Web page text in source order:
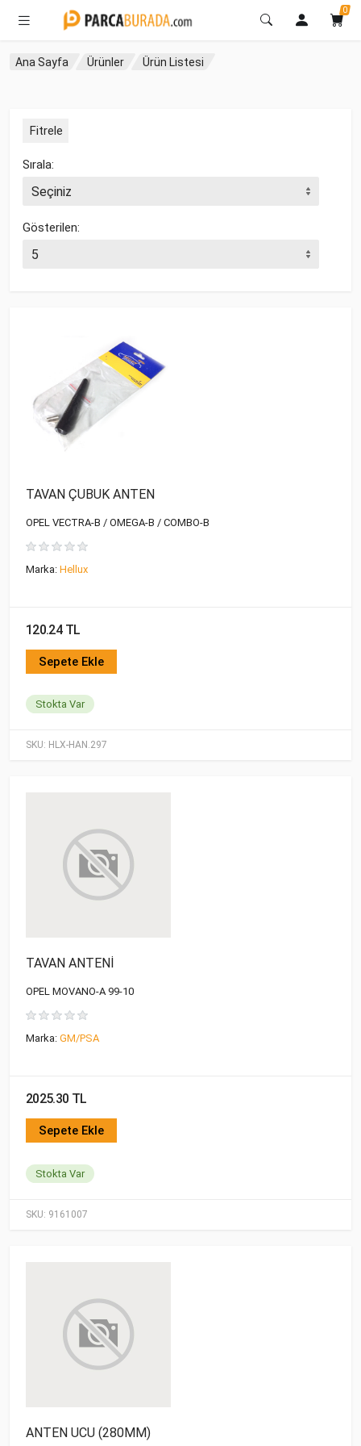
0
Ana Sayfa Ürünler Ürün Listesi
Fitrele
Sırala:
Gösterilen:
SKU: HLX-HAN.297
TAVAN ÇUBUK ANTEN
OPEL VECTRA-B / OMEGA-B / COMBO-B
Marka: Hellux
120.24 TL
Sepete Ekle
Stokta Var
SKU: 9161007
TAVAN ANTENİ
OPEL MOVANO-A 99-10
Marka: GM/PSA
2025.30 TL
Sepete Ekle
Stokta Var
ANTEN UCU (280MM)